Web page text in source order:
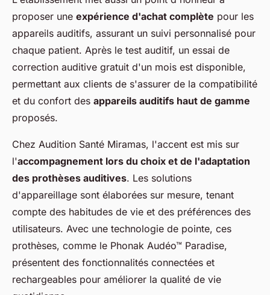
proposer une expérience d'achat complète pour les
appareils auditifs, assurant un suivi personnalisé pour
chaque patient. Après le test auditif, un essai de
correction auditive gratuit d'un mois est disponible,
permettant aux clients de s'assurer de la compatibilité
et du confort des appareils auditifs haut de gamme
proposés.
Chez Audition Santé Miramas, l'accent est mis sur
l'accompagnement lors du choix et de l'adaptation
des prothèses auditives. Les solutions
d'appareillage sont élaborées sur mesure, tenant
compte des habitudes de vie et des préférences des
utilisateurs. Avec une technologie de pointe, ces
prothèses, comme le Phonak Audéo™ Paradise,
présentent des fonctionnalités connectées et
rechargeables pour améliorer la qualité de vie